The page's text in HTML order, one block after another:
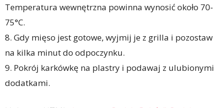
Temperatura wewnętrzna powinna wynosić około 70-
75°C.
8. Gdy mięso jest gotowe, wyjmij je z grilla i pozostaw
na kilka minut do odpoczynku.
9. Pokrój karkówkę na plastry i podawaj z ulubionymi
dodatkami.